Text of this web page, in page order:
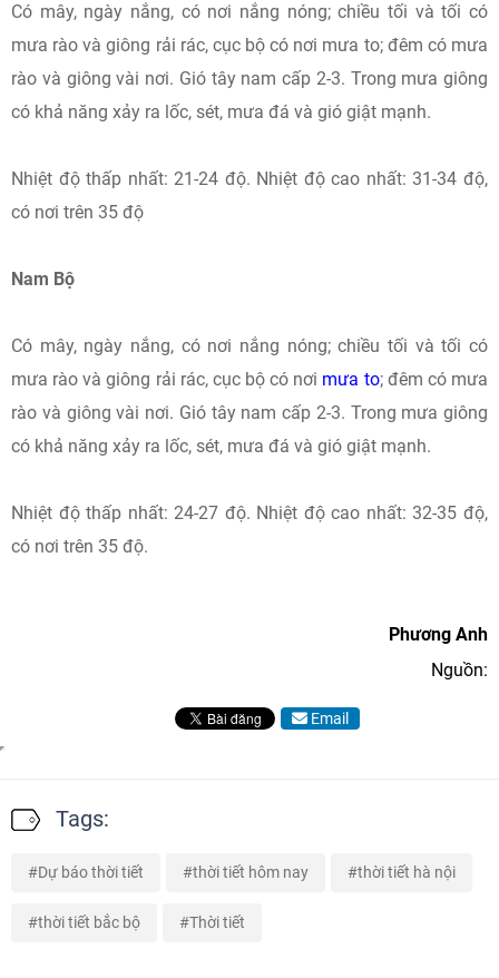
Có mây, ngày nắng, có nơi nắng nóng; chiều tối và tối có
mưa rào và giông rải rác, cục bộ có nơi mưa to; đêm có mưa
rào và giông vài nơi. Gió tây nam cấp 2-3. Trong mưa giông
có khả năng xảy ra lốc, sét, mưa đá và gió giật mạnh.
Nhiệt độ thấp nhất: 21-24 độ. Nhiệt độ cao nhất: 31-34 độ,
có nơi trên 35 độ
Nam Bộ
Có mây, ngày nắng, có nơi nắng nóng; chiều tối và tối có
mưa rào và giông rải rác, cục bộ có nơi mưa to; đêm có mưa
rào và giông vài nơi. Gió tây nam cấp 2-3. Trong mưa giông
có khả năng xảy ra lốc, sét, mưa đá và gió giật mạnh.
Nhiệt độ thấp nhất: 24-27 độ. Nhiệt độ cao nhất: 32-35 độ,
có nơi trên 35 độ.
Phương Anh
Nguồn:
Email
Tags:
Dự báo thời tiết thời tiết hôm nay thời tiết hà nội
thời tiết bắc bộ Thời tiết